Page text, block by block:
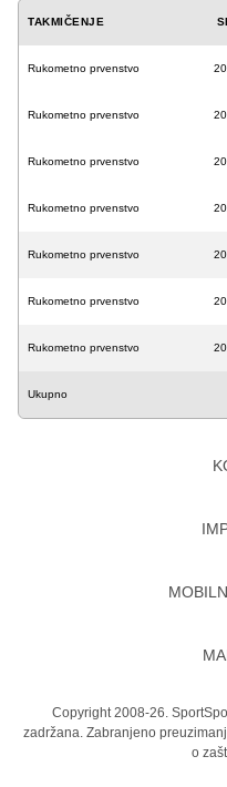
TAKMIČENJE
Rukometno prvenstvo
Rukometno prvenstvo
Rukometno prvenstvo
Rukometno prvenstvo
Rukometno prvenstvo
Rukometno prvenstvo
Rukometno prvenstvo
Ukupno
Copyright 2008-26.
zadržana. Zabranjeno
o